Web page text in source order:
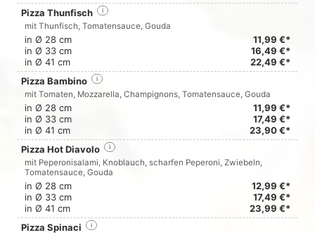
Pizza Thunfisch
i
mit Thunfisch, Tomatensauce, Gouda
in Ø 28 cm
11,99 €*
in Ø 33 cm
16,49 €*
in Ø 41 cm
22,49 €*
Pizza Bambino
i
mit Tomaten, Mozzarella, Champignons, Tomatensauce, Gouda
in Ø 28 cm
11,99 €*
in Ø 33 cm
17,49 €*
in Ø 41 cm
23,90 €*
Pizza Hot Diavolo
i
mit Peperonisalami, Knoblauch, scharfen Peperoni, Zwiebeln,
Tomatensauce, Gouda
in Ø 28 cm
12,99 €*
in Ø 33 cm
17,49 €*
in Ø 41 cm
23,99 €*
Pizza Spinaci
i